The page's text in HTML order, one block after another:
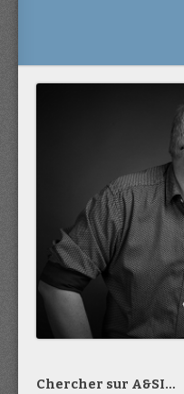
Chercher sur A&SI…